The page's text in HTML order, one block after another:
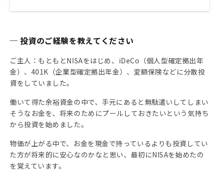
─ 投資のご経験を教えてください
ご主人：もともとNISAをはじめ、iDeCo（個人型確定拠出年
金）、401K（企業型確定拠出年金）、変額保険などに分散投
資をしていました。
働いて得た余裕資金の中で、手元にあると無駄遣いしてしまい
そうなお金を、将来のためにプールしておきたいという気持ち
から投資を始めました。
物価が上がる中で、お金を現金で持っているよりも投資してい
た方が将来的に安心なのかなと思い、最初にNISAを始めたの
を覚えています。